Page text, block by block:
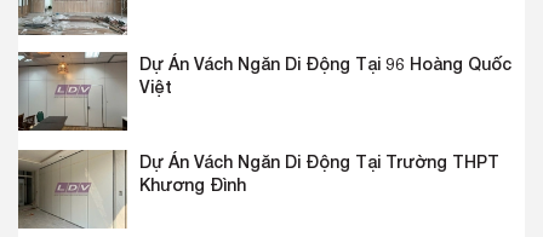
Dự Án Vách Ngăn Di Động Tại 96 Hoàng Quốc
Việt
Dự Án Vách Ngăn Di Động Tại Trường THPT
Khương Đình